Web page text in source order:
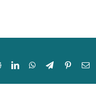
RedditLinkedInWhatsApp
TelegramPinterest
E-